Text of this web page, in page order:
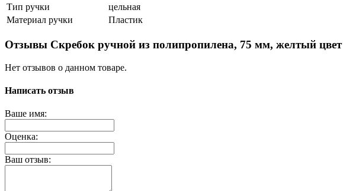
Тип ручки
цельная
Материал ручки
Пластик
Отзывы Скребок ручной из полипропилена, 75 мм, желтый цвет
Нет отзывов о данном товаре.
Написать отзыв
Ваше имя:
Оценка:
Ваш отзыв: